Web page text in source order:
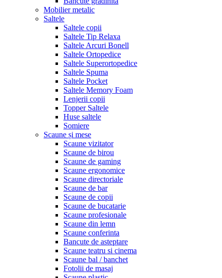
Mobilier metalic
Saltele
Saltele copii
Saltele Tip Relaxa
Saltele Arcuri Bonell
Saltele Ortopedice
Saltele Superortopedice
Saltele Spuma
Saltele Pocket
Saltele Memory Foam
Lenjerii copii
Topper Saltele
Huse saltele
Somiere
Scaune și mese
Scaune vizitator
Scaune de birou
Scaune de gaming
Scaune ergonomice
Scaune directoriale
Scaune de bar
Scaune de copii
Scaune de bucatarie
Scaune profesionale
Scaune din lemn
Scaune conferinta
Bancute de asteptare
Scaune teatru si cinema
Scaune bal / banchet
Fotolii de masaj